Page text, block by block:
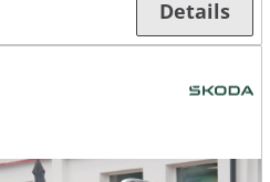
Details